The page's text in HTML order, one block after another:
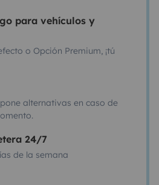
para vehículos y
o Opción Premium, ¡tú
alternativas en caso de
24/7
de la semana